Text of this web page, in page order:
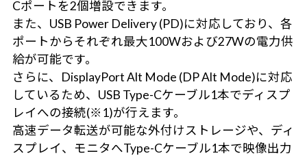
Cポートを2個増設できます。
また、USB Power Delivery (PD)に対応しており、各
ポートからそれぞれ最大100Wおよび27Wの電力供
給が可能です。
さらに、DisplayPort Alt Mode (DP Alt Mode)に対応
しているため、USB Type-Cケーブル1本でディスプ
レイへの接続(※1)が行えます。
高速データ転送が可能な外付けストレージや、ディ
スプレイ、モニタへType-Cケーブル1本で映像出力